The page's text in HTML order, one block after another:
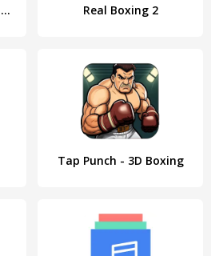
Muscle Tycoon 3D: MMA Boxing Real Boxing 2
Tap Punch - 3D Boxing